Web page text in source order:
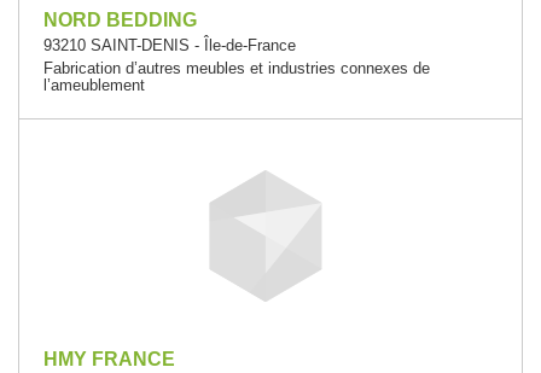
NORD BEDDING
93210 SAINT-DENIS - Île-de-France
Fabrication d’autres meubles et industries connexes de
l’ameublement
HMY FRANCE